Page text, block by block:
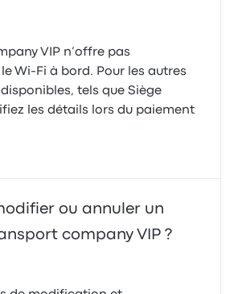
VIP n’offre pas
Wi-Fi à bord. Pour les autres
tels que Siège
les détails lors du paiement
ou annuler un
company VIP ?